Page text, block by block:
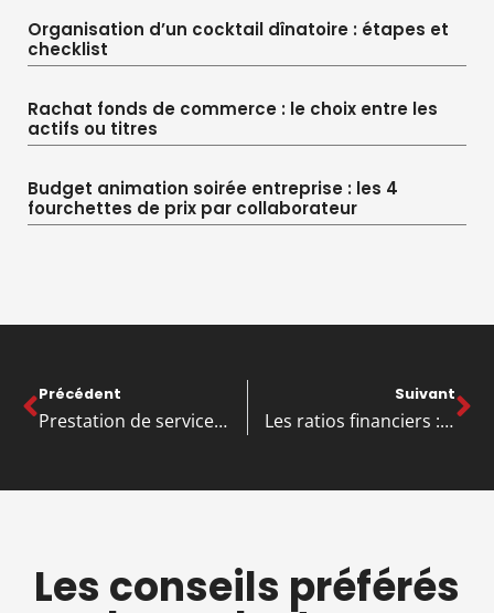
Organisation d’un cocktail dînatoire : étapes et
checklist
Rachat fonds de commerce : le choix entre les
actifs ou titres
Budget animation soirée entreprise : les 4
fourchettes de prix par collaborateur
Précédent
Prestation de service artisanale : les différences entre les régimes BIC et BNC
Suivant
Les ratios financiers : la méthode pour réussir une interprétation en pdf
Les conseils préférés